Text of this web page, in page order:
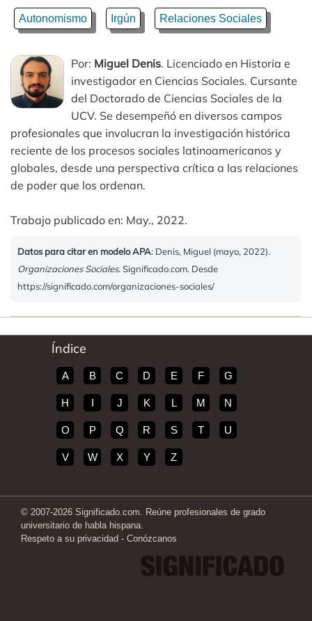
Autonomismo Irgún Relaciones Sociales
Por: Miguel Denis. Licenciado en Historia e
investigador en Ciencias Sociales. Cursante
del Doctorado de Ciencias Sociales de la
UCV. Se desempeñó en diversos campos
profesionales que involucran la investigación histórica
reciente de los procesos sociales latinoamericanos y
globales, desde una perspectiva crítica a las relaciones
de poder que los ordenan.
Trabajo publicado en: May., 2022.
Datos para citar en modelo APA: Denis, Miguel (mayo, 2022).
Organizaciones Sociales. Significado.com. Desde
https://significado.com/organizaciones-sociales/
Índice
A B C D E F G
H I J K L M N
O P Q R S T U
V W X Y Z
© 2007-2026 Significado.com. Reúne profesionales de grado
universitario de habla hispana.
Respeto a su privacidad - Conózcanos